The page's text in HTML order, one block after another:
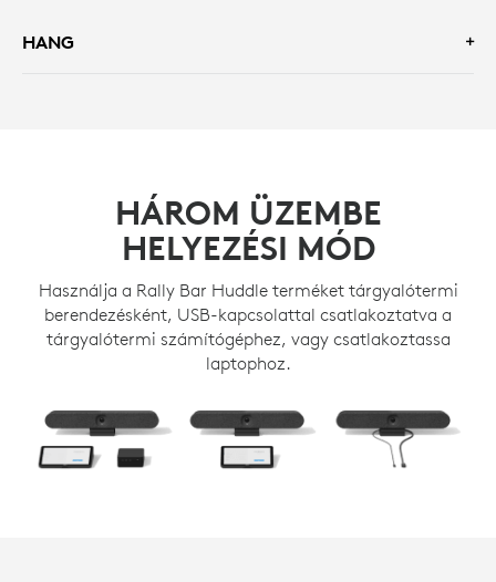
HANG
HÁROM ÜZEMBE
HELYEZÉSI MÓD
Használja a Rally Bar Huddle terméket tárgyalótermi
berendezésként, USB-kapcsolattal csatlakoztatva a
tárgyalótermi számítógéphez, vagy csatlakoztassa
laptophoz.